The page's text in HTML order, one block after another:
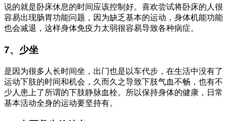
说的就是卧床休息的时间应该控制好。喜欢尝试将卧床的人很
容易出现肠胃功能问题，因为缺乏基本的运动，身体机能功能
也会减退，这样身体免疫力太弱很容易导致各种病症。
7、少坐
是因为很多人长时间坐，出门也是以车代步，在生活中没有了
运动下肢的时间和机会，久而久之导致下肢气血不畅，也有不
少人患上了所谓的下肢静脉血栓。所以保持身体的健康，日常
基本活动全身的运动要坚持有。